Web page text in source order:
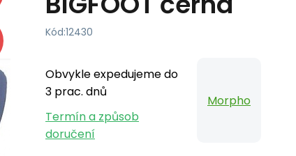
Kód:12430
Obvykle expedujeme do
3 prac. dnů
Termín a způsob
doručení
Morpho